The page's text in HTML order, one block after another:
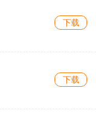
下载
下载